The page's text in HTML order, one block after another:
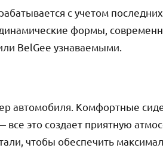
с учетом
формы,
BelGee узнаваемыми.
автомобиля. Комфортные
это создает приятную
чтобы обеспечить